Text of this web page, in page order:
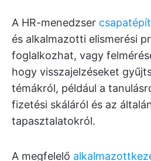
A HR-menedzser
és alkalmazotti elismerési
foglalkozhat, vagy
hogy visszajelzéseket
témákról, például a
fizetési skáláról és az
tapasztalatokról.
A megfelelő